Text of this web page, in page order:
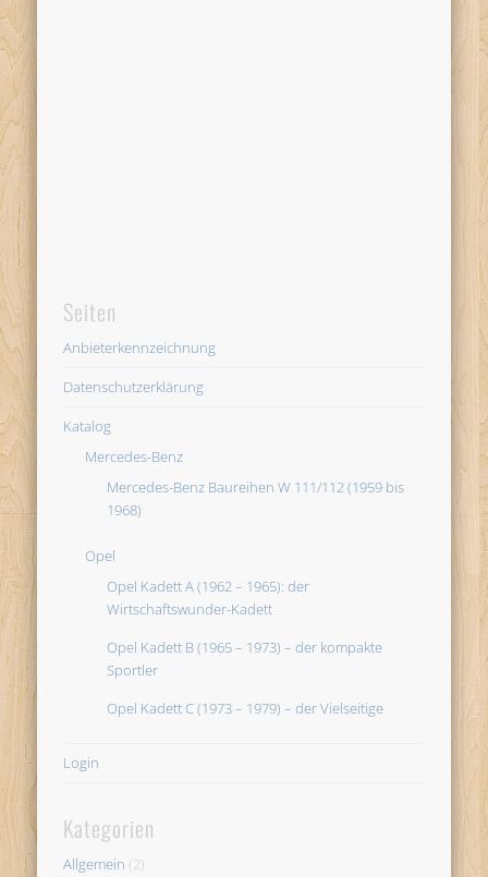
Seiten
Anbieterkennzeichnung
Datenschutzerklärung
Katalog
Mercedes-Benz
Mercedes-Benz Baureihen W 111/112 (1959 bis
1968)
Opel
Opel Kadett A (1962 – 1965): der
Wirtschaftswunder-Kadett
Opel Kadett B (1965 – 1973) – der kompakte
Sportler
Opel Kadett C (1973 – 1979) – der Vielseitige
Login
Kategorien
Allgemein (2)